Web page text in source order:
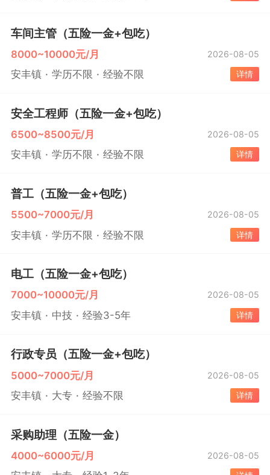
车间主管（五险一金+包吃）
8000~10000元/月 2026-08-05
安丰镇 学历不限 经验不限 详情
安全工程师（五险一金+包吃）
6500~8500元/月 2026-08-05
安丰镇 学历不限 经验不限 详情
普工（五险一金+包吃）
5500~7000元/月 2026-08-05
安丰镇 学历不限 经验不限 详情
电工（五险一金+包吃）
7000~10000元/月 2026-08-05
安丰镇 中技 经验3-5年 详情
行政专员（五险一金+包吃）
5000~7000元/月 2026-08-05
安丰镇 大专 经验不限 详情
采购助理（五险一金）
4000~6000元/月 2026-08-05